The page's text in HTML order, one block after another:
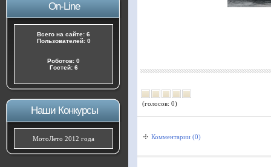
On-Line
Всего на сайте: 6
Пользователей: 0
Роботов: 0
Гостей: 6
Наши Конкурсы
МотоЛето 2012 года
(голосов: 0)
Комментарии (0)